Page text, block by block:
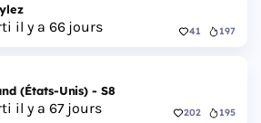
il y a 66 jours 41 197
(États-Unis) - S8
il y a 67 jours 202 195